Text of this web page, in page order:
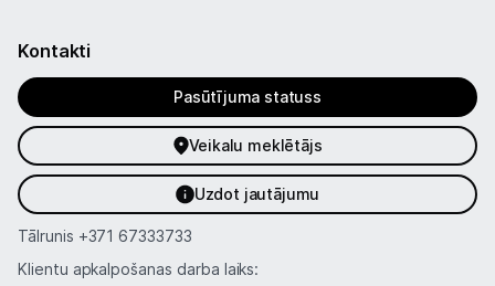
Kontakti
Pasūtījuma statuss
Veikalu meklētājs
Uzdot jautājumu
Tālrunis +371 67333733
Klientu apkalpošanas darba laiks: